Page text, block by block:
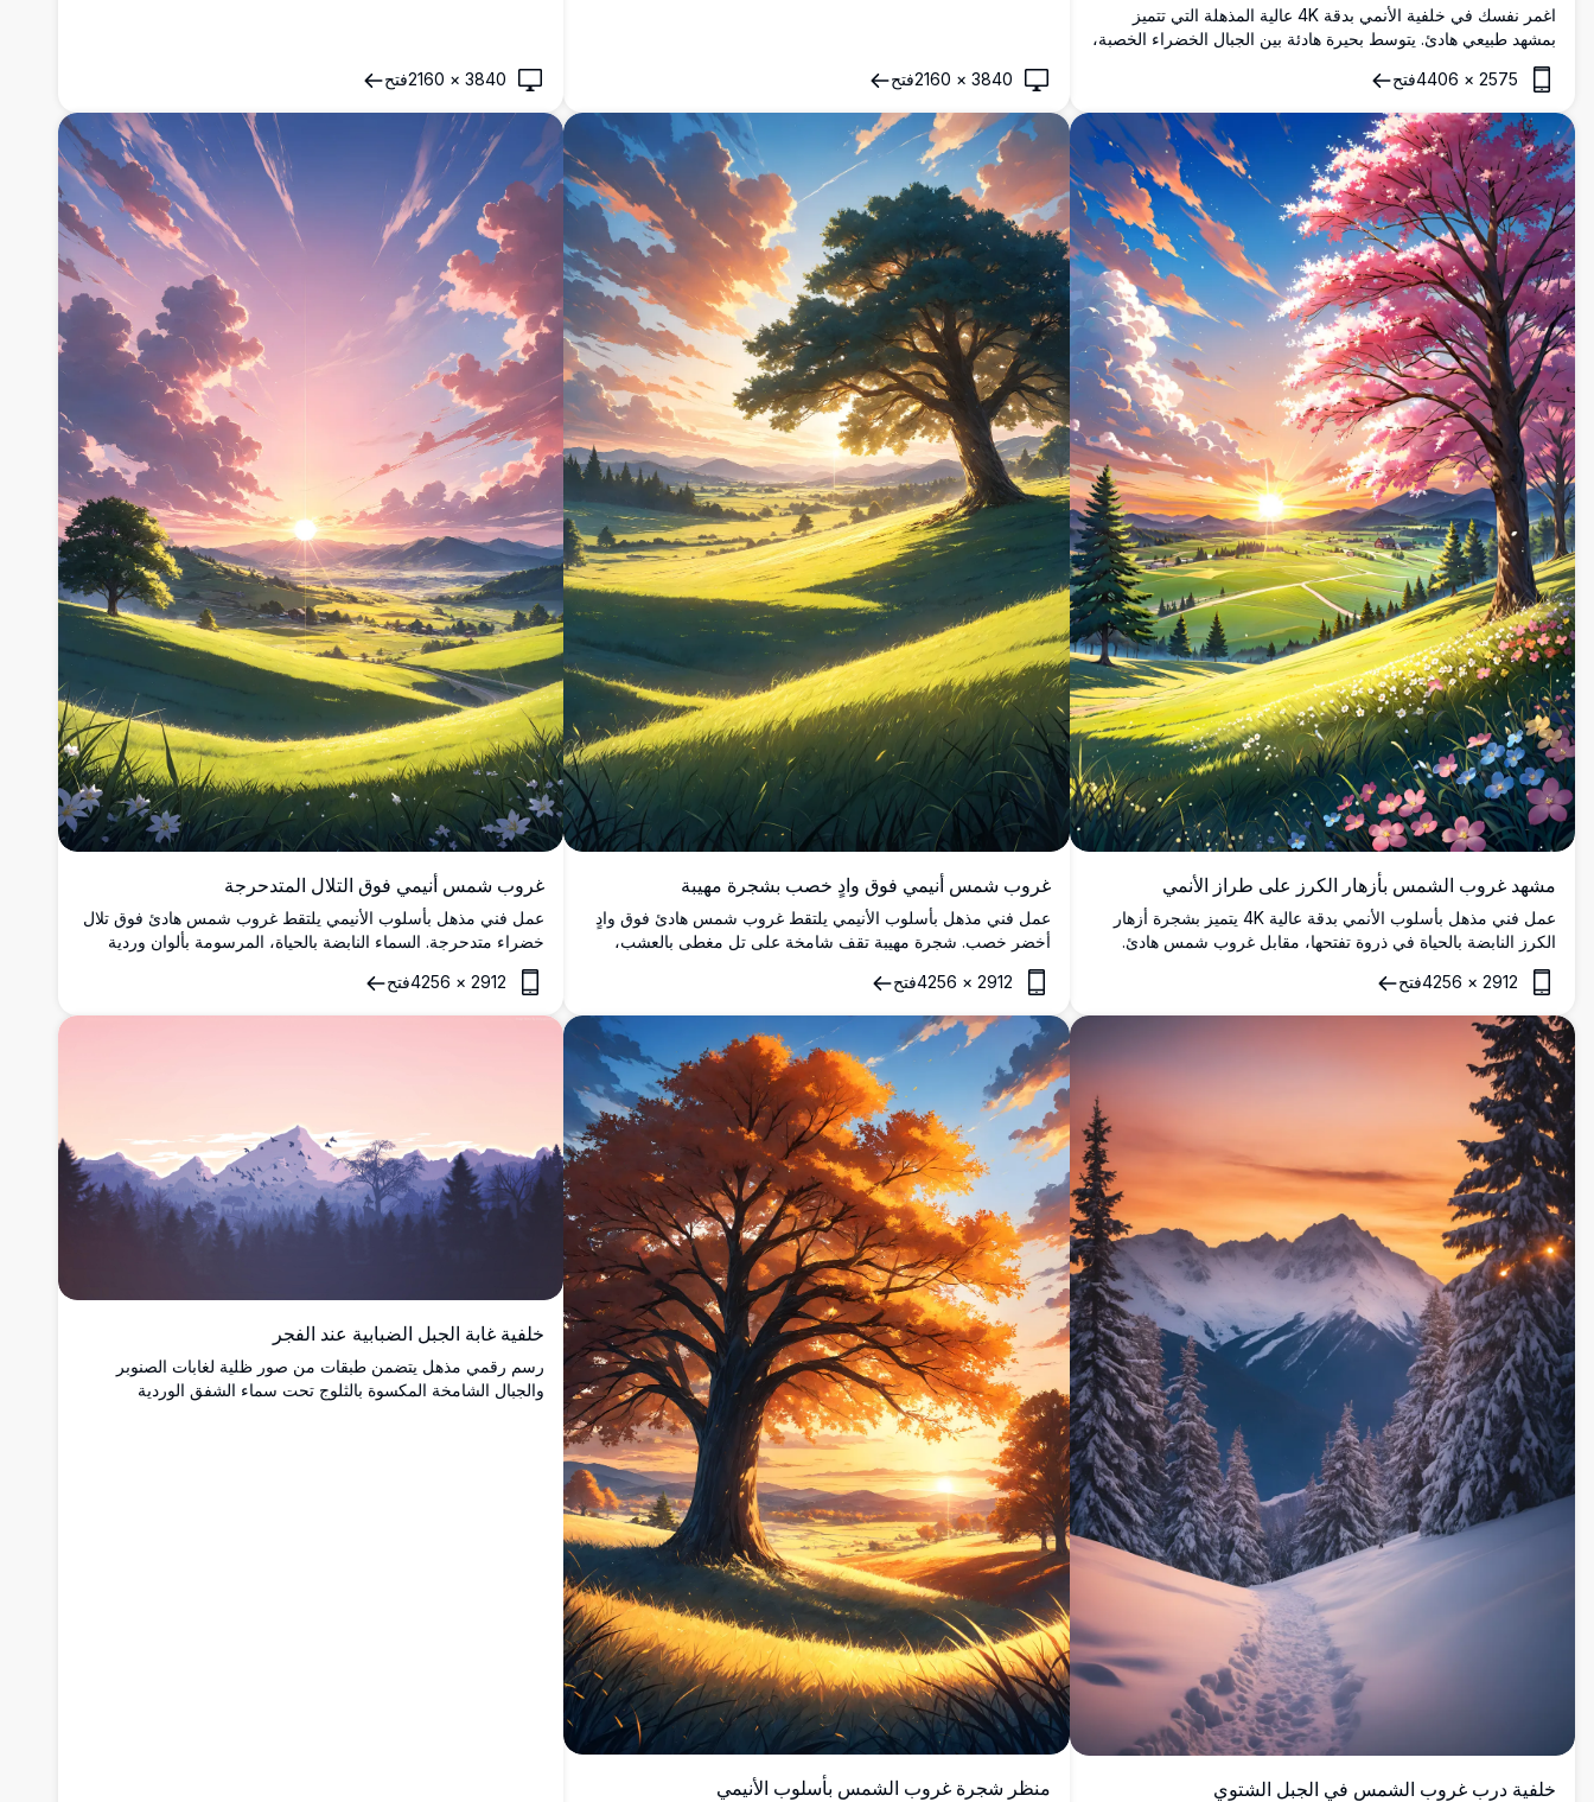
اغمر نفسك في خلفية الأنمي بدقة 4K عالية المذهلة التي تتميز
بمشهد طبيعي هادئ. يتوسط بحيرة هادئة بين الجبال الخضراء الخصبة،
محاطًا بأشجار شاهقة وشمس مشرقة تلقي بأشعتها الذهبية. مقعد
خشبي يدعو للتأمل السلمي، يمزج بين الألوان الزاهية والفن
التفصيلي. مثالية لتحسين شاشتك المكتبية أو المحمولة بمشاهدها
الرائعة والعالية الجودة.
2575
×
4406فتح 3840
×
2160فتح 3840
×
2160فتح
مشهد غروب الشمس بأزهار الكرز على طراز الأنمي
عمل فني مذهل بأسلوب الأنمي بدقة عالية 4K يتميز بشجرة أزهار
الكرز النابضة بالحياة في ذروة تفتحها، مقابل غروب شمس هادئ.
يلتقط المشهد تلالاً خضراء متموجة، وزهوراً برية متناثرة، وجبالاً بعيدة
تحت سماء ملونة مع سحب درامية. مثالي لعشاق فن الأنمي، ومحبي
الطبيعة، وأولئك الذين يبحثون عن تحفة رقمية هادئة وعالية الجودة
للخلفيات أو الديكور.
2912
×
4256فتح
غروب شمس أنيمي فوق وادٍ خصب بشجرة مهيبة
عمل فني مذهل بأسلوب الأنيمي يلتقط غروب شمس هادئ فوق وادٍ
أخضر خصب. شجرة مهيبة تقف شامخة على تل مغطى بالعشب،
مغمورة بضوء الشمس الذهبي، مع تلال متموجة وجبال بعيدة تحت
سماء نابضة بالحياة من السحب الوردية والزرقاء. مثالي لعشاق فن
الأنيمي عالي الدقة والرسوم الرقمية المستوحاة من الطبيعة.
2912
×
4256فتح
غروب شمس أنيمي فوق التلال المتدحرجة
عمل فني مذهل بأسلوب الأنيمي يلتقط غروب شمس هادئ فوق تلال
خضراء متدحرجة. السماء النابضة بالحياة، المرسومة بألوان وردية
وبرتقالية، تعكس أشعة الشمس الذهبية، مضيئة شجرة منفردة وجبال
مثالية لعشاق فن الأنيمي والمناظر الطبيعية. مثالي لخلفيات رقمية أو
2912
×
4256فتح
خلفية درب غروب الشمس في الجبل الشتوي منظر شجرة غروب الشمس بأسلوب الأنيمي
خلفية غابة الجبل الضبابية عند الفجر
رسم رقمي مذهل يتضمن طبقات من صور ظلية لغابات الصنوبر
والجبال الشامخة المكسوة بالثلوج تحت سماء الشفق الوردية